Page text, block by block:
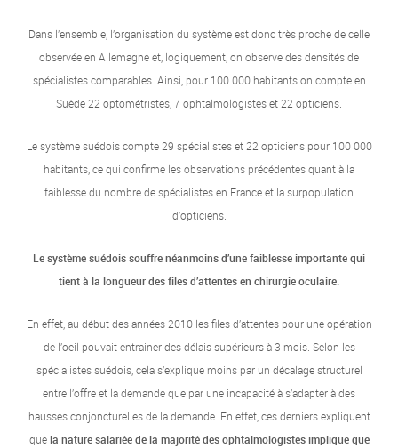
Dans l’ensemble, l’organisation du système est donc très proche de celle
observée en Allemagne et, logiquement, on observe des densités de
spécialistes comparables. Ainsi, pour 100 000 habitants on compte en
Suède 22 optométristes, 7 ophtalmologistes et 22 opticiens.
Le système suédois compte 29 spécialistes et 22 opticiens pour 100 000
habitants, ce qui confirme les observations précédentes quant à la
faiblesse du nombre de spécialistes en France et la surpopulation
d’opticiens.
Le système suédois souffre néanmoins d’une faiblesse importante qui
tient à la longueur des files d’attentes en chirurgie oculaire.
En effet, au début des années 2010 les files d’attentes pour une opération
de l’oeil pouvait entrainer des délais supérieurs à 3 mois. Selon les
spécialistes suédois, cela s’explique moins par un décalage structurel
entre l’offre et la demande que par une incapacité à s’adapter à des
hausses conjoncturelles de la demande. En effet, ces derniers expliquent
quela nature salariée de la majorité des ophtalmologistes implique que